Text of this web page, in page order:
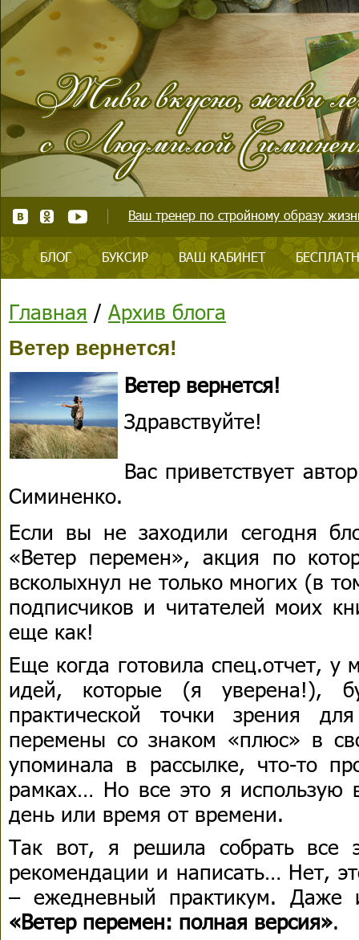
Ваш тренер по стройному образу
БЛОГ БУКСИР ВАШ КАБИНЕТ
Главная / Архив блога
Ветер вернется!
Ветер вернется!
Здравствуйте!
Вас приветствует
Симиненко.
Если вы не заходили сегодня
«Ветер перемен», акция по
всколыхнул не только многих (в
подписчиков и читателей моих
еще как!
Еще когда готовила спец.отчет, у
идей, которые (я уверена!),
практической точки зрения
перемены со знаком «плюс» в
упоминала в рассылке, что-то
рамках… Но все это я
день или время от времени.
Так вот, я решила собрать все
рекомендации и написать… Нет,
– ежедневный практикум. Даже
«Ветер перемен: полная версия».